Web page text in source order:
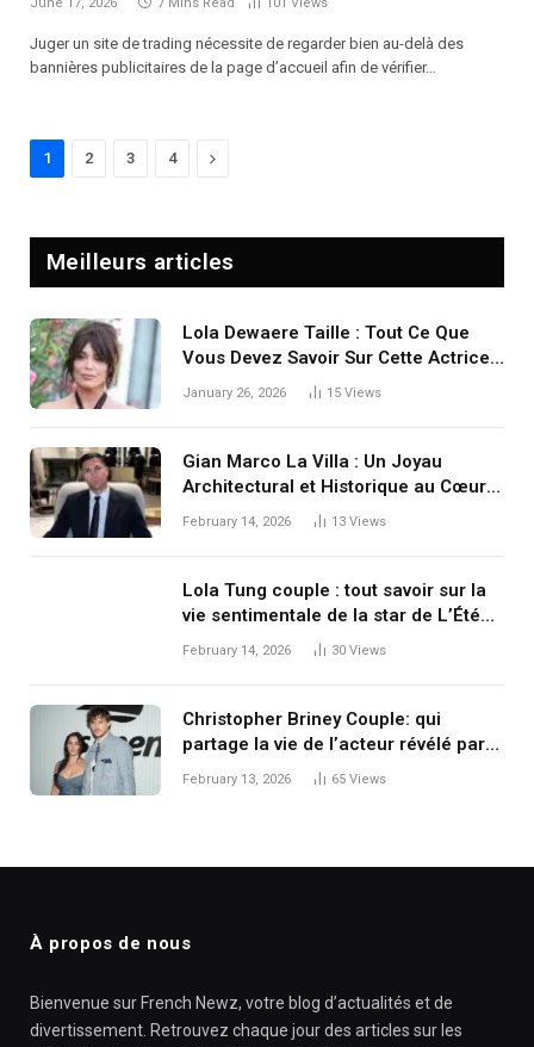
June 17, 2026 7 Mins Read 101 Views
Juger un site de trading nécessite de regarder bien au-delà des
bannières publicitaires de la page d’accueil afin de vérifier…
1 2 3 4 Next
Meilleurs articles
Lola Dewaere Taille : Tout Ce Que
Vous Devez Savoir Sur Cette Actrice
Française
January 26, 2026 15 Views
Gian Marco La Villa : Un Joyau
Architectural et Historique au Cœur
de l’Italie
February 14, 2026 13 Views
Lola Tung couple : tout savoir sur la
vie sentimentale de la star de L’Été
où je suis devenue jolie
February 14, 2026 30 Views
Christopher Briney Couple: qui
partage la vie de l’acteur révélé par
The Summer I Turned Pretty ?
February 13, 2026 65 Views
À propos de nous
Bienvenue sur French Newz, votre blog d’actualités et de
divertissement. Retrouvez chaque jour des articles sur les